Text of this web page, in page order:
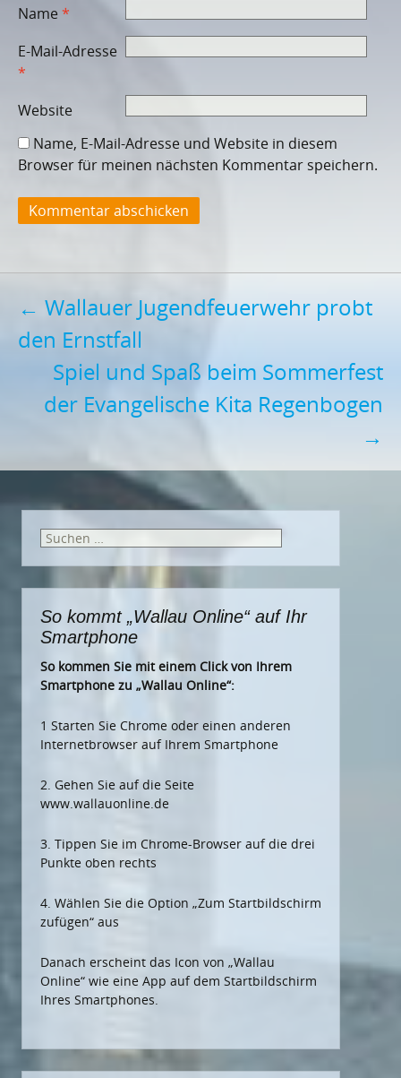
Name*
E-Mail-Adresse
*
Website
Name, E-Mail-Adresse und Website in diesem
Browser für meinen nächsten Kommentar speichern.
Post
navigation
← Wallauer Jugendfeuerwehr probt
den Ernstfall
Spiel und Spaß beim Sommerfest
der Evangelische Kita Regenbogen
→
Suchen
So kommt „Wallau Online“ auf Ihr
Smartphone
So kommen Sie mit einem Click von Ihrem
Smartphone zu „Wallau Online“:
1 Starten Sie Chrome oder einen anderen
Internetbrowser auf Ihrem Smartphone
2. Gehen Sie auf die Seite
www.wallauonline.de
3. Tippen Sie im Chrome-Browser auf die drei
Punkte oben rechts
4. Wählen Sie die Option „Zum Startbildschirm
zufügen“ aus
Danach erscheint das Icon von „Wallau
Online“ wie eine App auf dem Startbildschirm
Ihres Smartphones.